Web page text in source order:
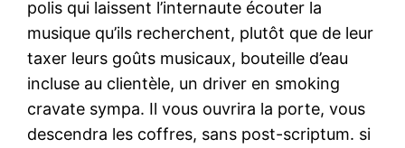
polis qui laissent l’internaute écouter la
musique qu’ils recherchent, plutôt que de leur
taxer leurs goûts musicaux, bouteille d’eau
incluse au clientèle, un driver en smoking
cravate sympa. Il vous ouvrira la porte, vous
descendra les coffres, sans post-scriptum. si